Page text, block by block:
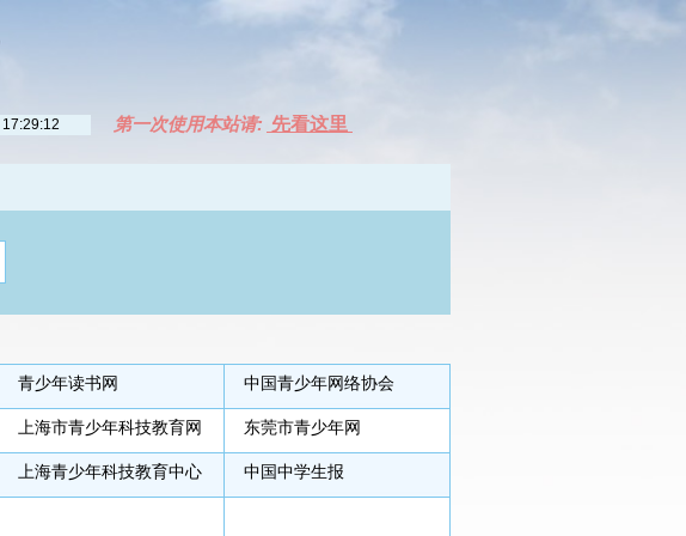
17:29:13 第一次使用本站请: 先看这里
青少年读书网 中国青少年网络协会
上海市青少年科技教育网 东莞市青少年网
上海青少年科技教育中心 中国中学生报